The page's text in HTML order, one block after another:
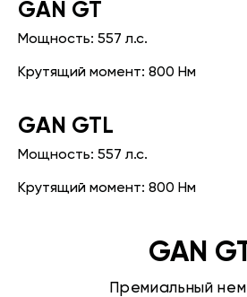
GАN GT
Мощность: 557 л.с.
Крутящий момент: 800 Нм
GАN GTL
Мощность: 557 л.с.
Крутящий момент: 800 Нм
GAN
Премиальный